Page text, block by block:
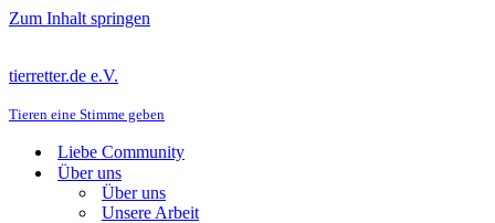
Zum Inhalt springen
tierretter.de e.V.
Tieren eine Stimme geben
Liebe Community
Über uns
Über uns
Unsere Arbeit